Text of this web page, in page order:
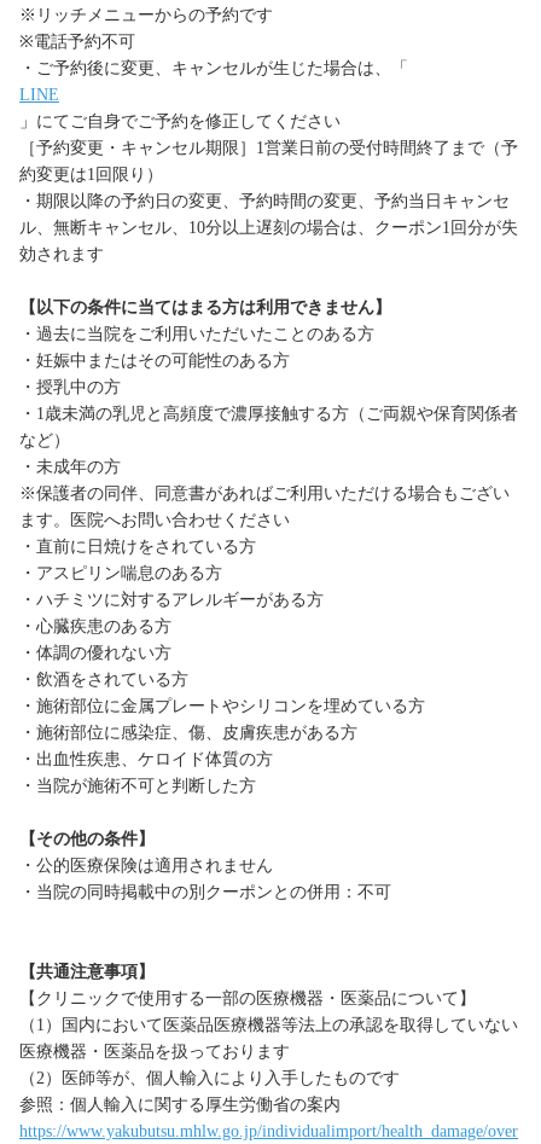
※リッチメニューからの予約です
※電話予約不可
・ご予約後に変更、キャンセルが生じた場合は、「
LINE
」にてご自身でご予約を修正してください
［予約変更・キャンセル期限］1営業日前の受付時間終了まで（予
約変更は1回限り）
・期限以降の予約日の変更、予約時間の変更、予約当日キャンセ
ル、無断キャンセル、10分以上遅刻の場合は、クーポン1回分が失
効されます
【以下の条件に当てはまる方は利用できません】
・過去に当院をご利用いただいたことのある方
・妊娠中またはその可能性のある方
・授乳中の方
・1歳未満の乳児と高頻度で濃厚接触する方（ご両親や保育関係者
など）
・未成年の方
※保護者の同伴、同意書があればご利用いただける場合もござい
ます。医院へお問い合わせください
・直前に日焼けをされている方
・アスピリン喘息のある方
・ハチミツに対するアレルギーがある方
・心臓疾患のある方
・体調の優れない方
・飲酒をされている方
・施術部位に金属プレートやシリコンを埋めている方
・施術部位に感染症、傷、皮膚疾患がある方
・出血性疾患、ケロイド体質の方
・当院が施術不可と判断した方
【その他の条件】
・公的医療保険は適用されません
・当院の同時掲載中の別クーポンとの併用：不可
【共通注意事項】
【クリニックで使用する一部の医療機器・医薬品について】
（1）国内において医薬品医療機器等法上の承認を取得していない
医療機器・医薬品を扱っております
（2）医師等が、個人輸入により入手したものです
参照：個人輸入に関する厚生労働省の案内
https://www.yakubutsu.mhlw.go.jp/individualimport/health_damage/over